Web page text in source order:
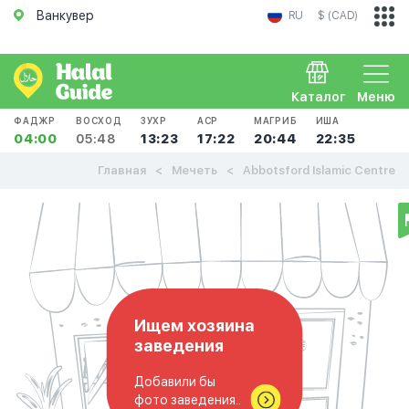
Ванкувер RU $ (CAD)
Меню
Каталог
ФАДЖР
04:00
ВОСХОД
05:48
ЗУХР
13:23
АСР
17:22
МАГРИБ
20:44
ИША
22:35
Главная Мечеть Abbotsford Islamic Centre
Ищем хозяина
заведения
Добавили бы
фото заведения..